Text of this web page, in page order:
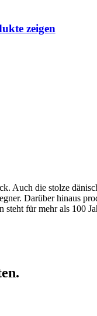
zeigen
Auch die stolze
Darüber hinaus
für mehr als 100